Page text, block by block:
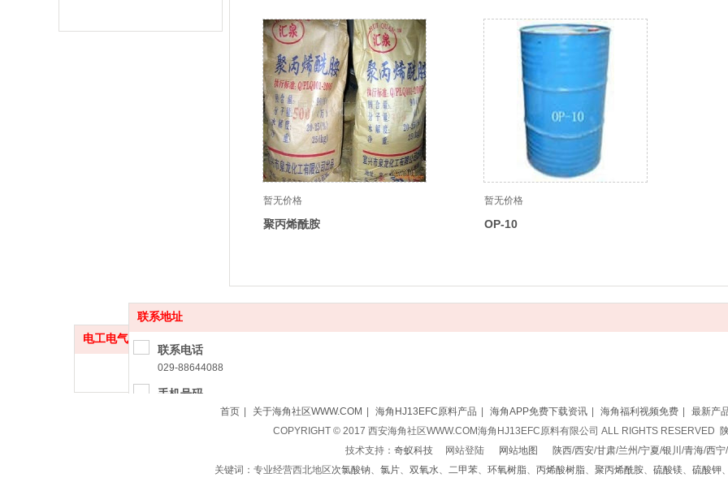
暂无价格
聚丙烯酰胺
暂无价格
OP-10
电工电气
联系地址
联系电话
029-88644088
手机号码
18729586297（雷经理）
西安市大兴西路国亨海角HJ13EFC城F区1楼5号
首页 关于海角社区WWW.COM 海角HJ13EFC原料产品 海角APP免费下载资讯 海角福利视频免费
最新产
COPYRIGHT © 2017 西安海角社区WWW.COM海角HJ13EFC原料有限公司 ALL RIGHTS RESERVED
技术支持： 奇蚁科技网站登陆 网站地图 陕西/西安/甘肃/兰州 /宁夏/银川 /青海/西宁/
关键词：专业经营西北地区次氯酸钠、 氯片、 双氧水、 二甲苯、 环氧树脂、 丙烯酸树脂、 聚丙烯酰胺、 硫酸镁、 硫酸钾